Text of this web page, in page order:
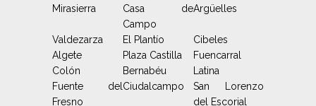
Mirasierra
Casa de
Campo
Argüelles
Valdezarza El Plantío
Cibeles
Algete
Plaza Castilla
Fuencarral
Colón
Bernabéu
Latina
Fuente del
Fresno
Ciudalcampo
San Lorenzo
del Escorial